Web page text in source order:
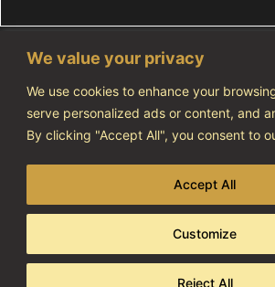
We value your privacy
We use cookies to enhance your
serve personalized ads or content, and
By clicking "Accept All", you consent to
Customize
Reject All
Accept All
WhatsApp
+306972607686
info@vivatourismo.eu
NOTIFICATION NUMBER:
Copyright 2023 © All rights